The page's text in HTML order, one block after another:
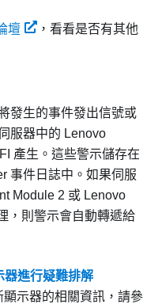
壇
，看看是否有其他
發生的事件發出信號或
服器中的 Lenovo
產生。這些警示儲存在
事件日誌中。如果伺服
Module 2 或 Lenovo
，則警示會自動轉遞給
器進行疑難排解
示器的相關資訊，請參